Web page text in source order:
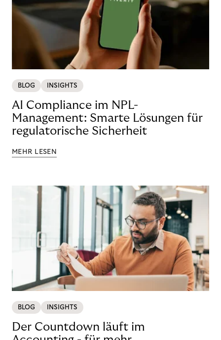
BLOG INSIGHTS
AI Compliance im NPL-
Management: Smarte Lösungen für
regulatorische Sicherheit
MEHR LESEN
BLOG INSIGHTS
Der Countdown läuft im